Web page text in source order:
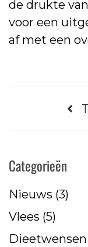
de drukte
voor een
af met een
Categorieën
Nieuws (3)
Vlees (5)
Dieetwensen